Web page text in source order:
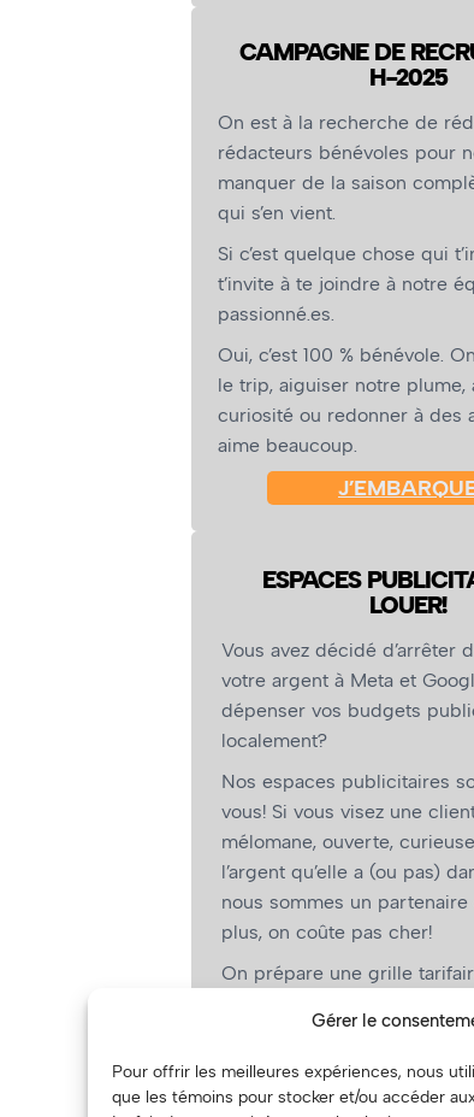
Gérer le
Pour offrir les meilleures expériences, nous
que les témoins pour stocker et/ou accéder
CAMPAGNE DE
H-2025
On est à la recherche de
rédacteurs bénévoles pour
manquer de la saison
qui s’en vient.
Si c’est quelque chose qui
t’invite à te joindre à notre
passionné.es.
Oui, c’est 100 % bénévole.
le trip, aiguiser notre plume,
curiosité ou redonner à des
aime beaucoup.
ESPACES
LOUER!
Vous avez décidé d’arrêter
votre argent à Meta et
dépenser vos budgets
localement?
Nos espaces publicitaires
vous! Si vous visez une
mélomane, ouverte,
l’argent qu’elle a (ou pas)
nous sommes un partenaire
plus, on coûte pas cher!
On prépare une grille
vous, les artistes!)